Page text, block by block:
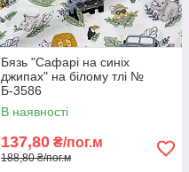
Бязь "Сафарі на синіх
джипах" на білому тлі №
Б-3586
В наявності
137,80 ₴/пог.м
188,80 ₴/пог.м